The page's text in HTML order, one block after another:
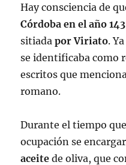
Hay consciencia de
Córdoba en el año
sitiadapor Viriato.
se identificaba como
escritos que
romano.
Durante el tiempo
ocupación se
aceite de oliva, que